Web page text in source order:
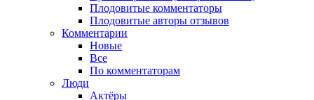
Плодовитые комментаторы
Плодовитые авторы отзывов
Комментарии
Новые
Все
По комментаторам
Люди
Актёры